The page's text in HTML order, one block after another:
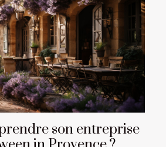
son entreprise